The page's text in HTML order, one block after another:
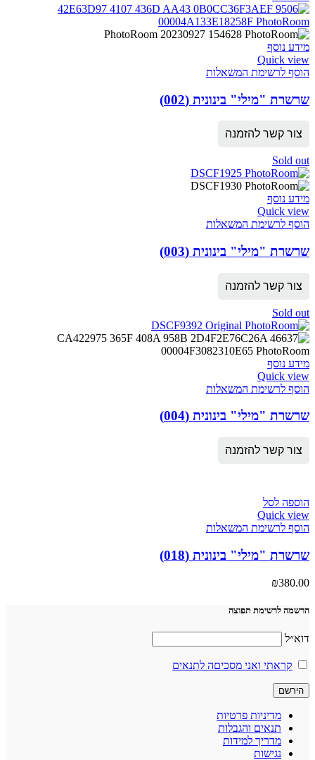
מידע נוסף
Quick view
הוסף לרשימת המשאלות
שרשרת "מילי" בינונית (002)
צור קשר להזמנה
Sold out
מידע נוסף
Quick view
הוסף לרשימת המשאלות
שרשרת "מילי" בינונית (003)
צור קשר להזמנה
Sold out
מידע נוסף
Quick view
הוסף לרשימת המשאלות
שרשרת "מילי" בינונית (004)
צור קשר להזמנה
הוספה לסל
Quick view
הוסף לרשימת המשאלות
שרשרת "מילי" בינונית (018)
₪380.00
הרשמה לרשימת תפוצה
דוא״ל
קראתי ואני מסכיםה לתנאים
מדיניות פרטיות
תנאים והגבלות
מדריך למידות
נגישות